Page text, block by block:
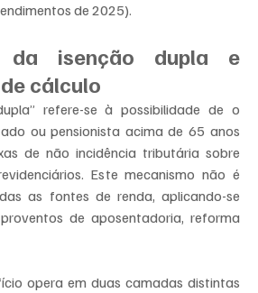
de 2025).
da isenção dupla e
cálculo
refere-se à possibilidade de o
ou pensionista acima de 65 anos
de não incidência tributária sobre
Este mecanismo não é
as fontes de renda, aplicando-se
de aposentadoria, reforma
opera em duas camadas distintas